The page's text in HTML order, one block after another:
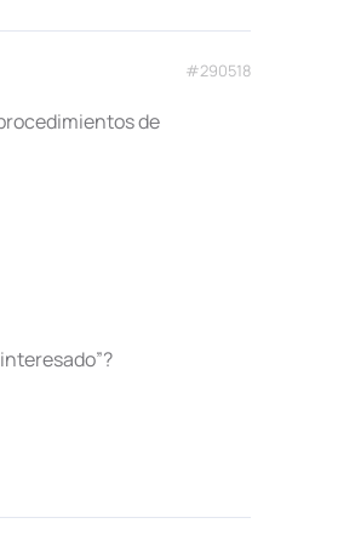
#290518
de